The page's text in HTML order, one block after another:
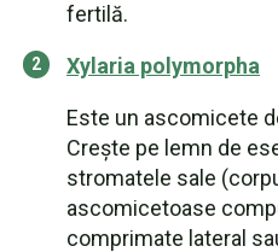
fertilă.
Xylaria polymorpha
Este un ascomicete
Crește pe lemn de
stromatele sale
ascomicetoase
comprimate lateral